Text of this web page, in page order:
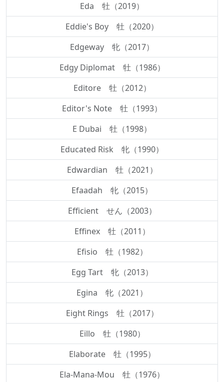
Eda 牡（2019）
Eddie's Boy 牡（2020）
Edgeway 牝（2017）
Edgy Diplomat 牡（1986）
Editore 牡（2012）
Editor's Note 牡（1993）
E Dubai 牡（1998）
Educated Risk 牝（1990）
Edwardian 牡（2021）
Efaadah 牝（2015）
Efficient せん（2003）
Effinex 牡（2011）
Efisio 牡（1982）
Egg Tart 牝（2013）
Egina 牝（2021）
Eight Rings 牡（2017）
Eillo 牡（1980）
Elaborate 牡（1995）
Ela-Mana-Mou 牡（1976）